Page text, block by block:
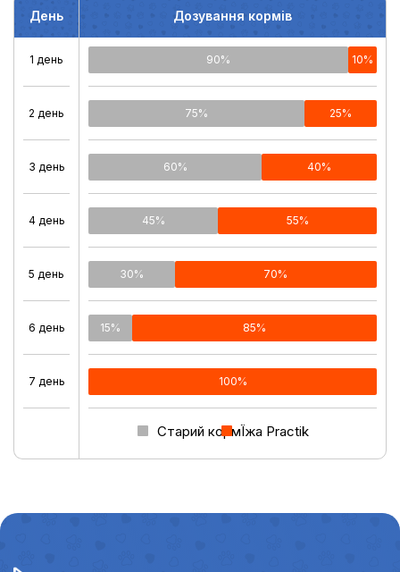
День
1 день
2 день
3 день
4 день
5 день
6 день
7 день
Дозування кормів
90% 10%
75% 25%
60% 40%
45% 55%
30% 70%
15% 85%
100%
Старий кормЇжа Practik